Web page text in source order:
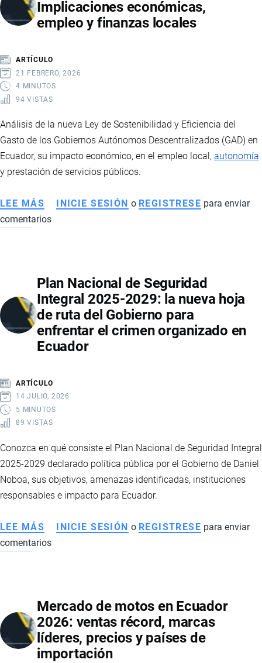
Implicaciones económicas,
empleo y finanzas locales
ARTÍCULO
21 FEBRERO, 2026
4 MINUTOS
94 VISTAS
Análisis de la nueva Ley de Sostenibilidad y Eficiencia del
Gasto de los Gobiernos Autónomos Descentralizados (GAD) en
Ecuador, su impacto económico, en el empleo local, autonomía
y prestación de servicios públicos.
LEE MÁS SOBRE
REFORMA
ECUADOR:
IMPLICACIONES
ECONÓMICAS,
EMPLEO
Y
INICIE SESIÓN o REGISTRESE para enviar
comentarios
Plan Nacional de Seguridad
Integral 2025-2029: la nueva hoja
de ruta del Gobierno para
enfrentar el crimen organizado en
Ecuador
ARTÍCULO
14 JULIO, 2026
5 MINUTOS
89 VISTAS
Conozca en qué consiste el Plan Nacional de Seguridad Integral
2025-2029 declarado política pública por el Gobierno de Daniel
Noboa, sus objetivos, amenazas identificadas, instituciones
responsables e impacto para Ecuador.
LEE MÁS SOBRE
PLAN
INTEGRAL
2025-
2029:
LA
INICIE SESIÓN o REGISTRESE para enviar
comentarios
Mercado de motos en Ecuador
2026: ventas récord, marcas
líderes, precios y países de
importación